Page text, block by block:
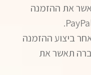
את ההזמנה
ביצוע ההזמנה
תאשר את